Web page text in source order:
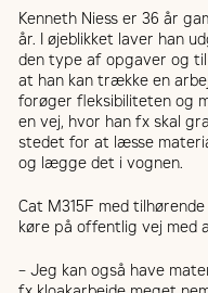
Kenneth Niess er 36 år
år. I øjeblikket laver han
den type af opgaver og
at han kan trække en
forøger fleksibiliteten og
en vej, hvor han fx skal
stedet for at læsse
og lægge det i vognen.
Cat M315F med
køre på offentlig vej med
– Jeg kan også have